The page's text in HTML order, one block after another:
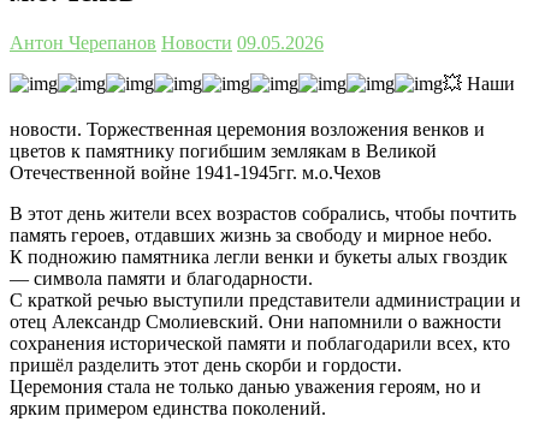
Антон Черепанов Новости 09.05.2026
💥 Наши
новости. Торжественная церемония возложения венков и
цветов к памятнику погибшим землякам в Великой
Отечественной войне 1941-1945гг. м.о.Чехов
В этот день жители всех возрастов собрались, чтобы почтить
память героев, отдавших жизнь за свободу и мирное небо.
К подножию памятника легли венки и букеты алых гвоздик
— символа памяти и благодарности.
С краткой речью выступили представители администрации и
отец Александр Смолиевский. Они напомнили о важности
сохранения исторической памяти и поблагодарили всех, кто
пришёл разделить этот день скорби и гордости.
Церемония стала не только данью уважения героям, но и
ярким примером единства поколений.